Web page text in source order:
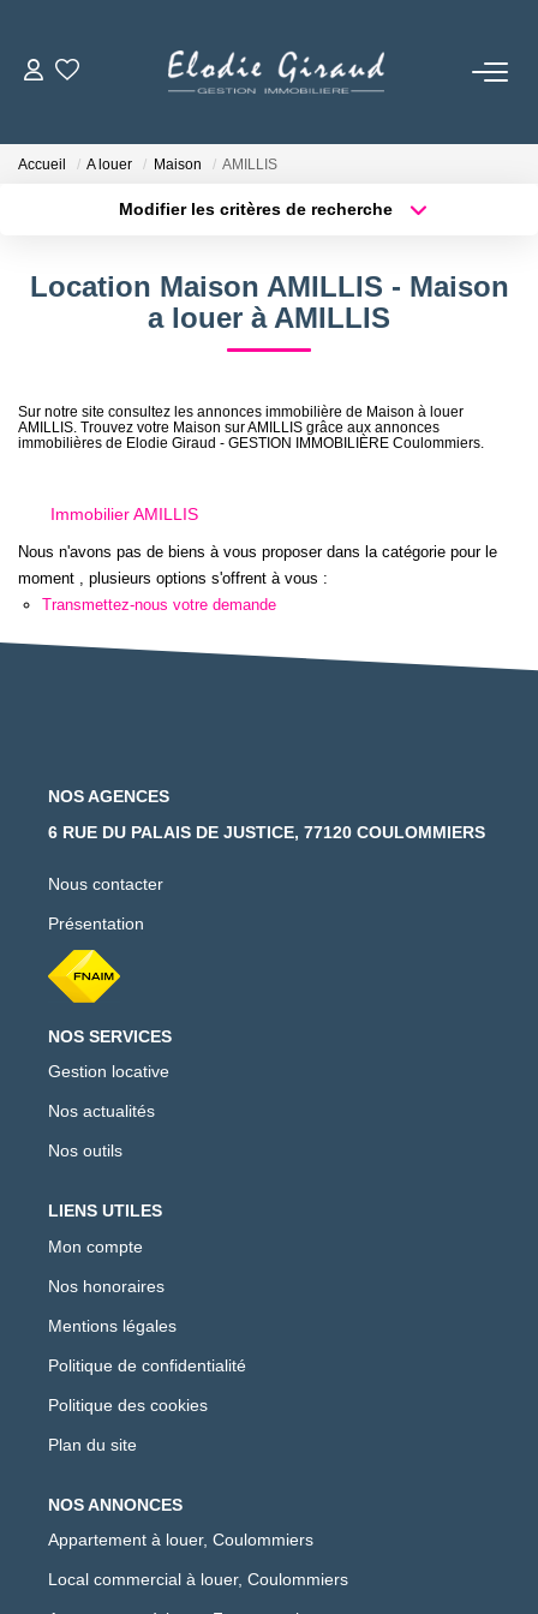
NOS TARIFS
Accueil A louer Maison AMILLIS
Modifier les critères de recherche
Budget max
Location Maison AMILLIS - Maison
a louer à AMILLIS
Sur notre site consultez les annonces immobilière de Maison à louer
AMILLIS. Trouvez votre Maison sur AMILLIS grâce aux annonces
immobilières de Elodie Giraud - GESTION IMMOBILIÈRE Coulommiers.
Immobilier AMILLIS
Nous n'avons pas de biens à vous proposer dans la catégorie pour le
moment , plusieurs options s'offrent à vous :
Transmettez-nous votre demande
NOS AGENCES
6 RUE DU PALAIS DE JUSTICE, 77120 COULOMMIERS
Nous contacter
Présentation
NOS SERVICES
Gestion locative
Nos actualités
Nos outils
LIENS UTILES
Mon compte
Nos honoraires
Mentions légales
Politique de confidentialité
Politique des cookies
Plan du site
NOS ANNONCES
Appartement à louer, Coulommiers
Local commercial à louer, Coulommiers